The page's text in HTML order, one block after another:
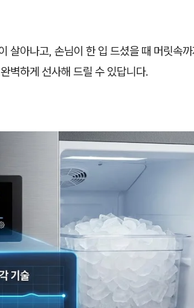
살아나고, 손님이 한 입 드셨을 때 머릿속
벽하게 선사해 드릴 수 있답니다.